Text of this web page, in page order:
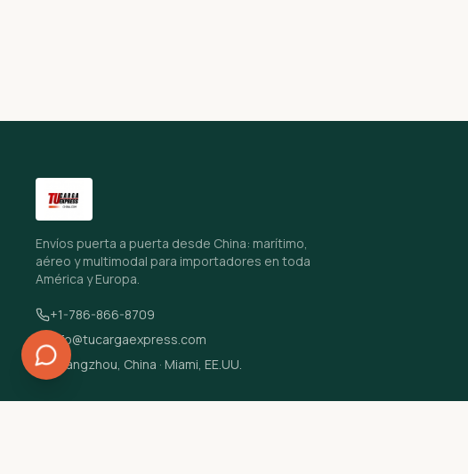
Envíos puerta a puerta desde China: marítimo,
aéreo y multimodal para importadores en toda
América y Europa.
+1-786-866-8709
info@tucargaexpress.com
Guangzhou, China · Miami, EE.UU.